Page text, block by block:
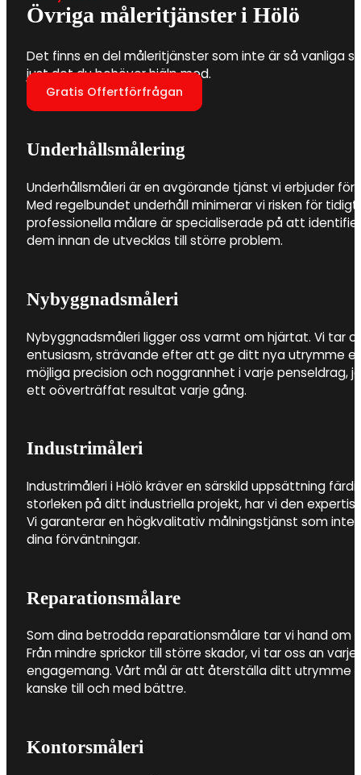
Övriga måleritjänster i Hölö
Det finns en del måleritjänster som inte är så vanliga
just det du behöver hjälp med.
Gratis Offertförfrågan
Underhållsmålering
Underhållsmåleri är en avgörande tjänst vi erbjuder
Med regelbundet underhåll minimerar vi risken för
professionella målare är specialiserade på att
dem innan de utvecklas till större problem.
Nybyggnadsmåleri
Nybyggnadsmåleri ligger oss varmt om hjärtat. Vi tar
entusiasm, strävande efter att ge ditt nya utrymme
möjliga precision och noggrannhet i varje
ett oöverträffat resultat varje gång.
Industrimåleri
Industrimåleri i Hölö kräver en särskild uppsättning
storleken på ditt industriella projekt, har vi den
Vi garanterar en högkvalitativ målningstjänst som
dina förväntningar.
Reparationsmålare
Som dina betrodda reparationsmålare tar vi hand om
Från mindre sprickor till större skador, vi tar oss an
engagemang. Vårt mål är att återställa ditt utrymme
kanske till och med bättre.
Kontorsmåleri